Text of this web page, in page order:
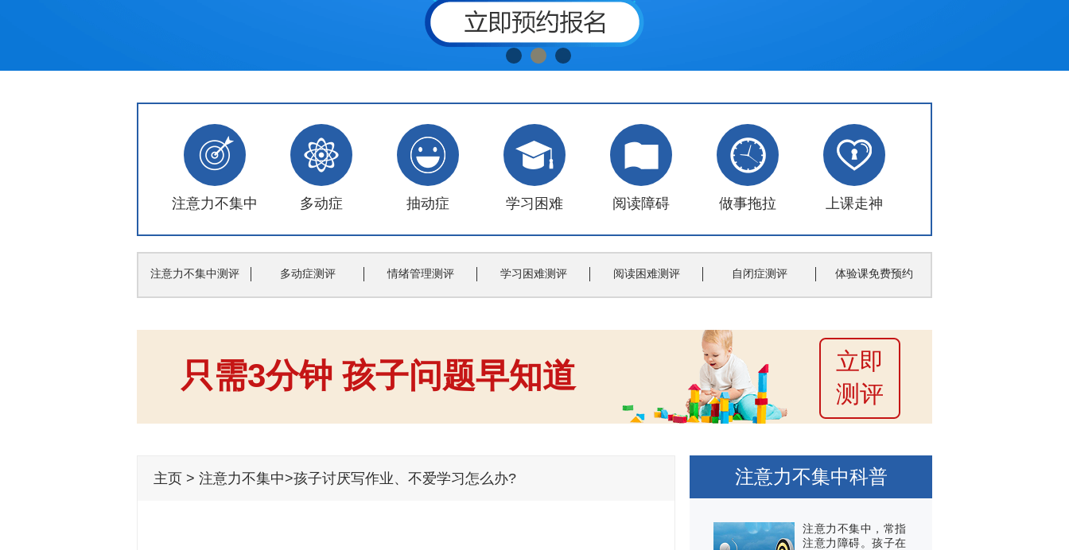
注意力不集中 多动症 抽动症 学习困难 阅读障碍 做事拖拉 上课走神
注意力不集中测评 多动症测评 情绪管理测评 学习困难测评 阅读困难测评 自闭症测评 体验课免费预约
只需3分钟 孩子问题早知道
立即
测评
主页 > 注意力不集中>孩子讨厌写作业、不爱学习怎么办? 注意力不集中科普
注意力不集中，常指
注意力障碍。孩子在